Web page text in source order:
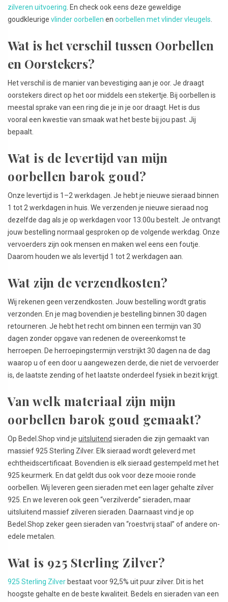
zilveren uitvoering. En check ook eens deze geweldige
goudkleurige vlinder oorbellen en oorbellen met vlinder vleugels.
Wat is het verschil tussen Oorbellen
en Oorstekers?
Het verschil is de manier van bevestiging aan je oor. Je draagt
oorstekers direct op het oor middels een stekertje. Bij oorbellen is
meestal sprake van een ring die je in je oor draagt. Het is dus
vooral een kwestie van smaak wat het beste bij jou past. Jij
bepaalt.
Wat is de levertijd van mijn
oorbellen barok goud?
Onze levertijd is 1–2 werkdagen. Je hebt je nieuwe sieraad binnen
1 tot 2 werkdagen in huis. We verzenden je nieuwe sieraad nog
dezelfde dag als je op werkdagen voor 13.00u bestelt. Je ontvangt
jouw bestelling normaal gesproken op de volgende werkdag. Onze
vervoerders zijn ook mensen en maken wel eens een foutje.
Daarom houden we als levertijd 1 tot 2 werkdagen aan.
Wat zijn de verzendkosten?
Wij rekenen geen verzendkosten. Jouw bestelling wordt gratis
verzonden. En je mag bovendien je bestelling binnen 30 dagen
retourneren. Je hebt het recht om binnen een termijn van 30
dagen zonder opgave van redenen de overeenkomst te
herroepen. De herroepingstermijn verstrijkt 30 dagen na de dag
waarop u of een door u aangewezen derde, die niet de vervoerder
is, de laatste zending of het laatste onderdeel fysiek in bezit krijgt.
Van welk materiaal zijn mijn
oorbellen barok goud gemaakt?
Op Bedel.Shop vind je uitsluitend sieraden die zijn gemaakt van
massief 925 Sterling Zilver. Elk sieraad wordt geleverd met
echtheidscertificaat. Bovendien is elk sieraad gestempeld met het
925 keurmerk. En dat geldt dus ook voor deze mooie ronde
oorbellen. Wij leveren geen sieraden met een lager gehalte zilver
925. En we leveren ook geen “verzilverde” sieraden, maar
uitsluitend massief zilveren sieraden. Daarnaast vind je op
Bedel.Shop zeker geen sieraden van “roestvrij staal” of andere on-
edele metalen.
Wat is 925 Sterling Zilver?
925 Sterling Zilver bestaat voor 92,5% uit puur zilver. Dit is het
hoogste gehalte en de beste kwaliteit. Bedels en sieraden van een